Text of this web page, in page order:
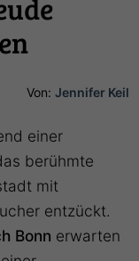
Von: Jennifer Keil
einer
berühmte
mit
entzückt.
Bonn erwarten